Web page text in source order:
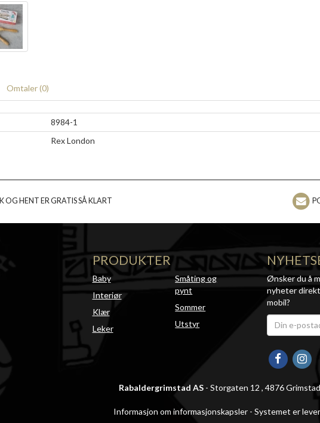
Omtaler (0)
8984-1
Rex London
OG HENT ER GRATIS SÅ KLART
PRODUKTER
Baby
Interiør
Klær
Leker
Småting og
pynt
Sommer
Utstyr
Ønsker du å
nyheter
mobil?
Rabaldergrimstad AS- Storgaten 12 , 4876
Informasjon om informasjonskapsler - Systemet er